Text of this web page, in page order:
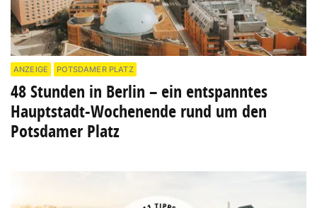
ANZEIGE POTSDAMER PLATZ
48 Stunden in Berlin – ein entspanntes
Hauptstadt-Wochenende rund um den
Potsdamer Platz